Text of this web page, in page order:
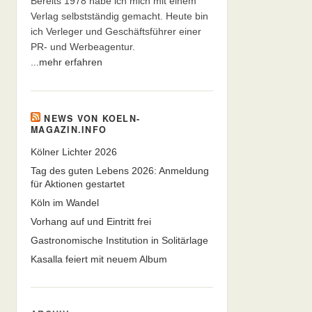
Verlag selbstständig gemacht. Heute bin
ich Verleger und Geschäftsführer einer
PR- und Werbeagentur.
...mehr erfahren
NEWS VON KOELN-
MAGAZIN.INFO
Kölner Lichter 2026
Tag des guten Lebens 2026: Anmeldung
für Aktionen gestartet
Köln im Wandel
Vorhang auf und Eintritt frei
Gastronomische Institution in Solitärlage
Kasalla feiert mit neuem Album